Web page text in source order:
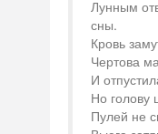
Лунным
сны.
Кровь
Чертова
И
Но голову
Пулей не